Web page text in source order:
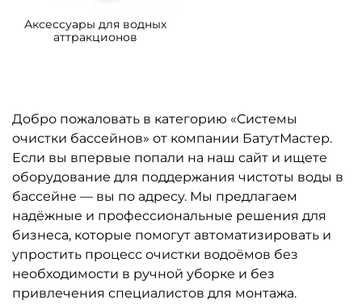
Аксессуары для водных
аттракционов
Добро пожаловать в категорию «Системы
очистки бассейнов» от компании БатутМастер.
Если вы впервые попали на наш сайт и ищете
оборудование для поддержания чистоты воды в
бассейне — вы по адресу. Мы предлагаем
надёжные и профессиональные решения для
бизнеса, которые помогут автоматизировать и
упростить процесс очистки водоёмов без
необходимости в ручной уборке и без
привлечения специалистов для монтажа.